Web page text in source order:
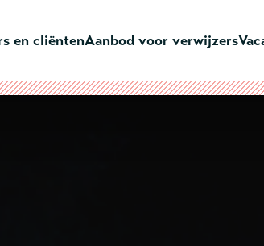
en cliëntenAanbod voor verwijzers